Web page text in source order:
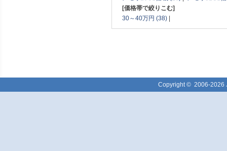
[価格帯で絞りこむ]
30～40万円 (38)
Copyright © 2006-2026